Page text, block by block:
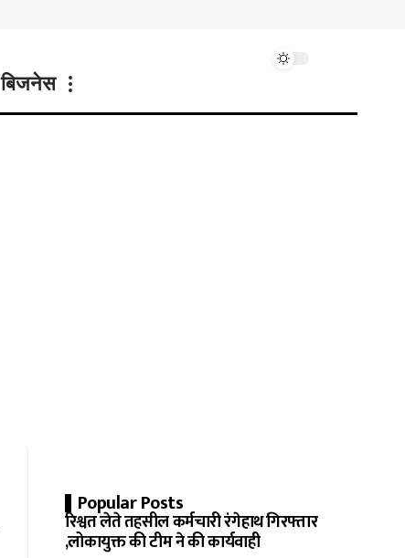
बिजनेस
Popular Posts
रिश्वत लेते तहसील कर्मचारी रंगेहाथ गिरफ्तार
,लोकायुक्त की टीम ने की कार्यवाही